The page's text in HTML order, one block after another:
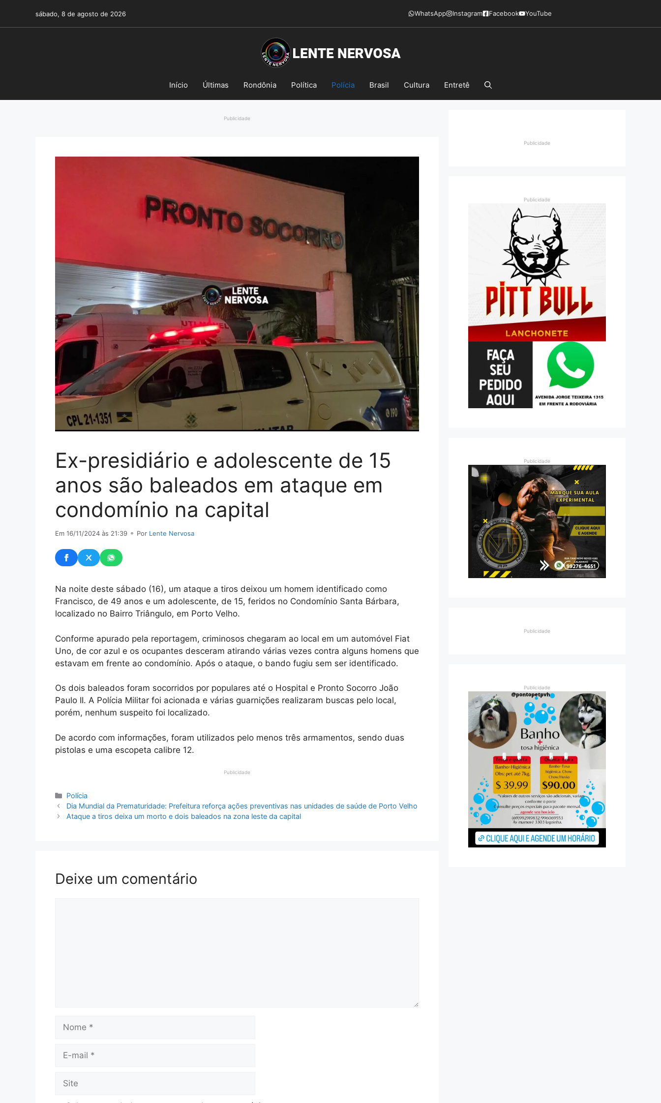
o
sábado, 8 de agosto de 2026 WhatsApp Instagram Facebook YouTube
Início Últimas Rondônia Política Polícia Brasil Cultura Entretê
Publicidade
Ex-presidiário e adolescente de 15
anos são baleados em ataque em
condomínio na capital
Em 16/11/2024 às 21:39 ⚬ Por Lente Nervosa
Na noite deste sábado (16), um ataque a tiros deixou um homem identificado como
Francisco, de 49 anos e um adolescente, de 15, feridos no Condomínio Santa Bárbara,
localizado no Bairro Triângulo, em Porto Velho.
Conforme apurado pela reportagem, criminosos chegaram ao local em um automóvel Fiat
Uno, de cor azul e os ocupantes desceram atirando várias vezes contra alguns homens que
estavam em frente ao condomínio. Após o ataque, o bando fugiu sem ser identificado.
Os dois baleados foram socorridos por populares até o Hospital e Pronto Socorro João
Paulo II. A Polícia Militar foi acionada e várias guarnições realizaram buscas pelo local,
porém, nenhum suspeito foi localizado.
De acordo com informações, foram utilizados pelo menos três armamentos, sendo duas
pistolas e uma escopeta calibre 12.
Publicidade
Categorias
Polícia
Dia Mundial da Prematuridade: Prefeitura reforça ações preventivas nas unidades de saúde de Porto Velho
Ataque a tiros deixa um morto e dois baleados na zona leste da capital
Deixe um comentário
Nome
Site
Publicidade
Publicidade
Publicidade
Publicidade
Publicidade